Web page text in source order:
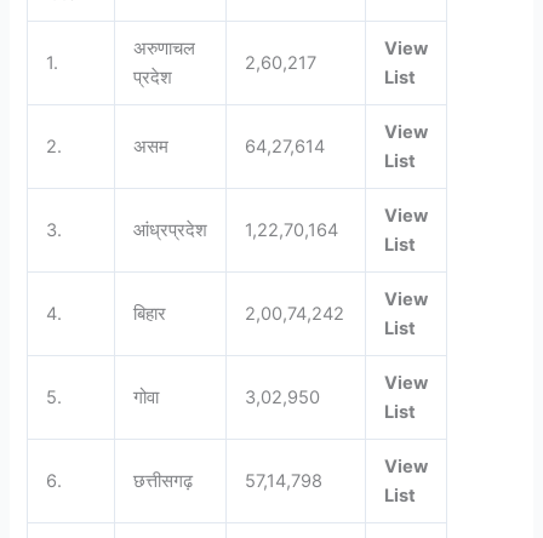
1.
अरुणाचल
प्रदेश
2,60,217
View
List
2. असम 64,27,614
View
List
3. आंध्रप्रदेश 1,22,70,164
View
List
4. बिहार 2,00,74,242
View
List
5. गोवा 3,02,950
View
List
6. छत्तीसगढ़ 57,14,798
View
List